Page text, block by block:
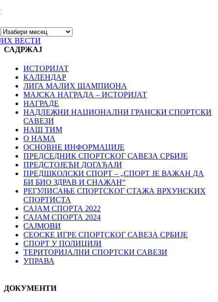
ВЕСТИ
САДРЖАЈ
ИСТОРИЈАТ
КАЛЕНДАР
ЛИГА МАЛИХ ШАМПИОНА
МАЈСКА НАГРАДА – ИСТОРИЈАТ
НАГРАДЕ
НАДЛЕЖНИ НАЦИОНАЛНИ ГРАНСКИ СПОРТСКИ
САВЕЗИ
НАШ ТИМ
О НАМА
ОСНОВНЕ ИНФОРМАЦИЈЕ
ПРЕДСЕДНИК СПОРТСКОГ САВЕЗА СРБИЈЕ
ПРЕДСТОЈЕЋИ ДОГАЂАЈИ
ПРЕДШКОЛСКИ СПОРТ – „СПОРТ ЈЕ ВАЖАН ДА
БИ БИО ЗДРАВ И СНАЖАН“
РЕГУЛИСАЊЕ СПОРТСKОГ СТАЖА ВРХУНСKИХ
СПОРТИСТА
САЈАМ СПОРТА 2022
САЈАМ СПОРТА 2024
САЈМОВИ
СЕОСКЕ ИГРЕ СПОРТСКОГ САВЕЗА СРБИЈЕ
СПОРТ У ПОЛИЦИЈИ
ТЕРИТОРИЈАЛНИ СПОРТСКИ САВЕЗИ
УПРАВА
ДОКУМЕНТИ